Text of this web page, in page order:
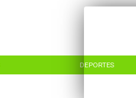
DEPORTES